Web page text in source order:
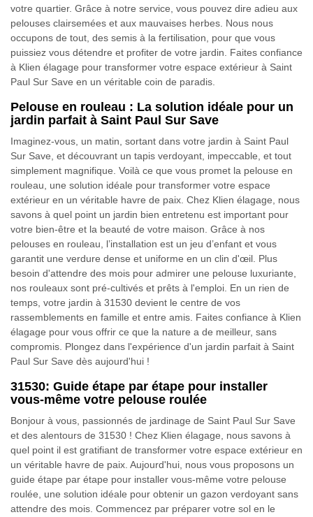
votre quartier. Grâce à notre service, vous pouvez dire adieu aux
pelouses clairsemées et aux mauvaises herbes. Nous nous
occupons de tout, des semis à la fertilisation, pour que vous
puissiez vous détendre et profiter de votre jardin. Faites confiance
à Klien élagage pour transformer votre espace extérieur à Saint
Paul Sur Save en un véritable coin de paradis.
Pelouse en rouleau : La solution idéale pour un
jardin parfait à Saint Paul Sur Save
Imaginez-vous, un matin, sortant dans votre jardin à Saint Paul
Sur Save, et découvrant un tapis verdoyant, impeccable, et tout
simplement magnifique. Voilà ce que vous promet la pelouse en
rouleau, une solution idéale pour transformer votre espace
extérieur en un véritable havre de paix. Chez Klien élagage, nous
savons à quel point un jardin bien entretenu est important pour
votre bien-être et la beauté de votre maison. Grâce à nos
pelouses en rouleau, l’installation est un jeu d’enfant et vous
garantit une verdure dense et uniforme en un clin d'œil. Plus
besoin d'attendre des mois pour admirer une pelouse luxuriante,
nos rouleaux sont pré-cultivés et prêts à l'emploi. En un rien de
temps, votre jardin à 31530 devient le centre de vos
rassemblements en famille et entre amis. Faites confiance à Klien
élagage pour vous offrir ce que la nature a de meilleur, sans
compromis. Plongez dans l'expérience d'un jardin parfait à Saint
Paul Sur Save dès aujourd'hui !
31530: Guide étape par étape pour installer
vous-même votre pelouse roulée
Bonjour à vous, passionnés de jardinage de Saint Paul Sur Save
et des alentours de 31530 ! Chez Klien élagage, nous savons à
quel point il est gratifiant de transformer votre espace extérieur en
un véritable havre de paix. Aujourd'hui, nous vous proposons un
guide étape par étape pour installer vous-même votre pelouse
roulée, une solution idéale pour obtenir un gazon verdoyant sans
attendre des mois. Commencez par préparer votre sol en le